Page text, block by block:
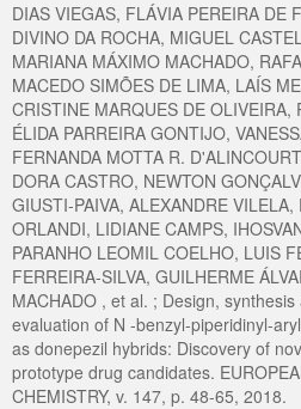
DIAS VIEGAS, FLÁVIA PEREIRA DE
DIVINO DA ROCHA, MIGUEL
MARIANA MÁXIMO MACHADO,
MACEDO SIMÕES DE LIMA, LAÍS
CRISTINE MARQUES DE OLIVEIRA,
ÉLIDA PARREIRA GONTIJO,
FERNANDA MOTTA R.
DORA CASTRO, NEWTON
GIUSTI-PAIVA, ALEXANDRE
ORLANDI, LIDIANE CAMPS,
PARANHO LEOMIL COELHO, LUIS
FERREIRA-SILVA, GUILHERME
MACHADO , et al. ; Design,
evaluation of N -benzyl-piperidinyl-
as donepezil hybrids: Discovery of
prototype drug candidates.
CHEMISTRY, v. 147, p. 48-65, 2018.